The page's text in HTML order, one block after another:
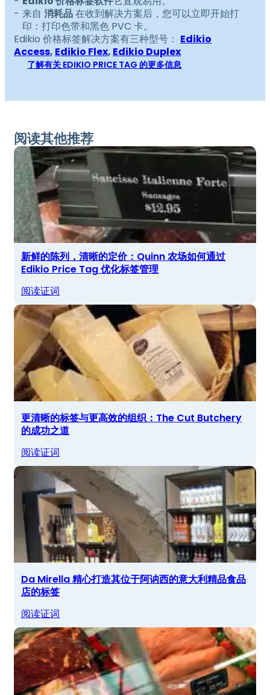
来自 消耗品在收到解决方案后，您可以立即开始打
印：打印色带和黑色 PVC 卡。
Edikio 价格标签解决方案有三种型号： Edikio
Access, Edikio Flex, Edikio Duplex
了解有关 EDIKIO PRICE TAG 的更多信息
阅读其他推荐
新鲜的陈列，清晰的定价：Quinn 农场如何通过
Edikio Price Tag 优化标签管理
阅读证词
更清晰的标签与更高效的组织：The Cut Butchery
的成功之道
阅读证词
Da Mirella 精心打造其位于阿讷西的意大利精品食品
店的标签
阅读证词